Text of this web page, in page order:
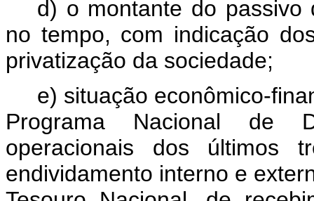
d) o montante do passivo
no tempo, com indicação
privatização da sociedade;
e) situação econômico-
Programa Nacional de
operacionais dos últimos
endividamento interno e